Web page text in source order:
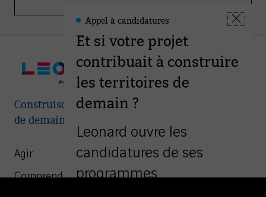
Construisons ensemble les villes et territoires
de demain
Agir
Comprendre
Leonard
-
Informations
Fermer
Appel à candidatures
Et si votre projet
contribuait à construire
les territoires de
demain ?
Leonard ouvre les
candidatures de ses
programmes